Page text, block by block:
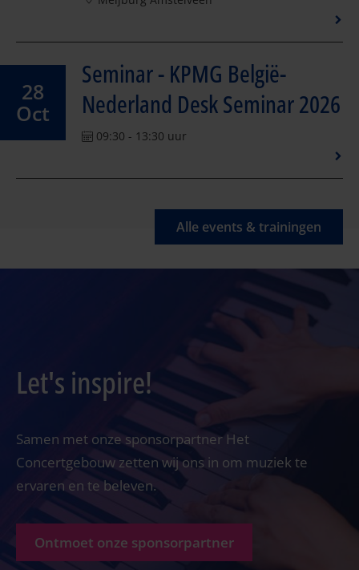
28
Oct
Seminar - KPMG België-
Nederland Desk Seminar 2026
09:30 - 13:30 uur
Alle events & trainingen
Let's inspire!
Samen met onze sponsorpartner Het
Concertgebouw zetten wij ons in om muziek te
ervaren en te beleven.
Ontmoet onze sponsorpartner